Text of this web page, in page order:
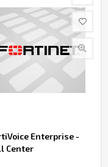
Enterprise -
Center